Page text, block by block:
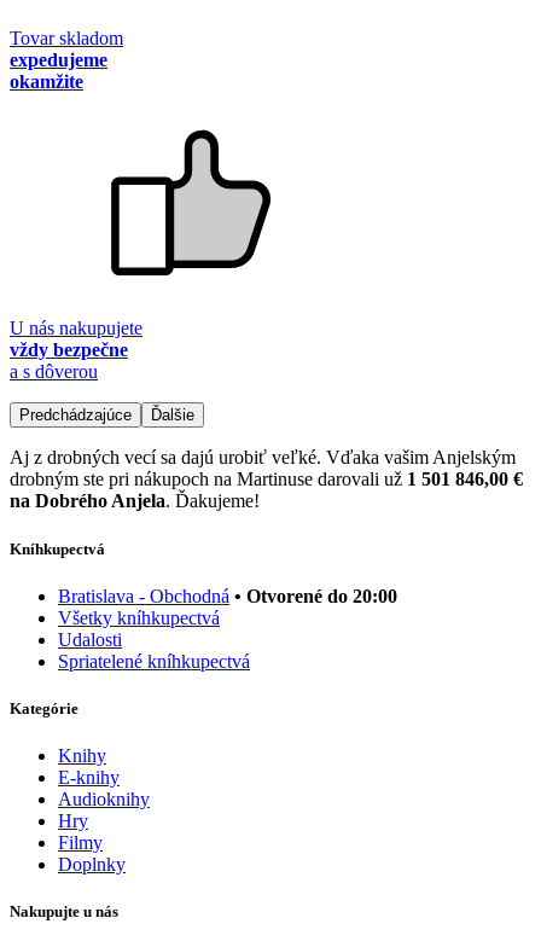
Tovar skladom
expedujeme
okamžite
U nás nakupujete
vždy bezpečne
a s dôverou
Predchádzajúce Ďalšie
Aj z drobných vecí sa dajú urobiť veľké. Vďaka vašim Anjelským
drobným ste pri nákupoch na Martinuse darovali už 1 501 846,00 €
na Dobrého Anjela. Ďakujeme!
Kníhkupectvá
Bratislava - Obchodná • Otvorené do 20:00
Všetky kníhkupectvá
Udalosti
Spriatelené kníhkupectvá
Kategórie
Knihy
E-knihy
Audioknihy
Hry
Filmy
Doplnky
Nakupujte u nás